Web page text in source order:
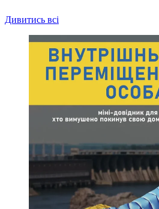
Дивитись всі